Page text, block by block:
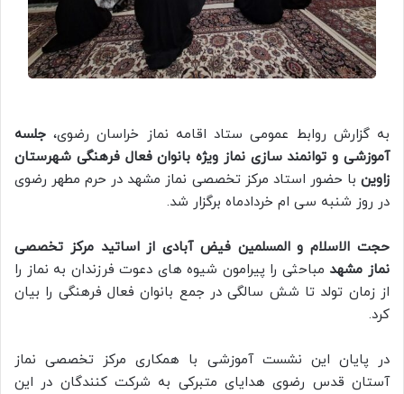
به گزارش روابط عمومی ستاد اقامه نماز خراسان رضوی،جلسه
آموزشی و توانمند سازی نماز ویژه بانوان فعال فرهنگی شهرستان
زاوین با حضور استاد مرکز تخصصی نماز مشهد در حرم مطهر رضوی
در روز شنبه سی ام خردادماه برگزار شد.
حجت الاسلام و المسلمین فیض آبادی از اساتید مرکز تخصصی
نماز مشهد مباحثی را پیرامون شیوه های دعوت فرزندان به نماز را
از زمان تولد تا شش سالگی در جمع بانوان فعال فرهنگی را بیان
کرد.
در پایان این نشست آموزشی با همکاری مرکز تخصصی نماز
آستان قدس رضوی هدایای متبرکی به شرکت کنندگان در این